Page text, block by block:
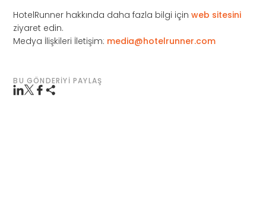
HotelRunner hakkında daha fazla bilgi içinweb sitesini
ziyaret edin.
Medya İlişkileri İletişim: media@hotelrunner.com
BU GÖNDERIYI PAYLAŞ